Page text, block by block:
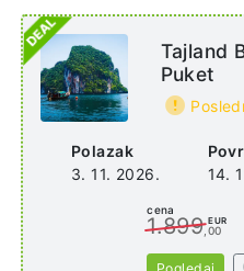
Polazak
3. 11. 2026.
14.
Tajland
Puket
cena
1.899 EUR
,00